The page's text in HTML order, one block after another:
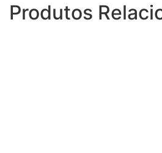
Produtos